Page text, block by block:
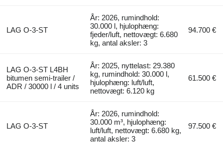
LAG O-3-ST
År: 2026, rumindhold:
30.000 l, hjulophæng:
fjeder/luft, nettovægt: 6.680
kg, antal aksler: 3
94.700 €
LAG O-3-ST L4BH
bitumen semi-trailer /
ADR / 30000 l / 4 units
År: 2025, nyttelast: 29.380
kg, rumindhold: 30.000 l,
hjulophæng: luft/luft,
nettovægt: 6.120 kg
61.500 €
LAG O-3-ST
År: 2026, rumindhold:
30.000 m³, hjulophæng:
luft/luft, nettovægt: 6.680 kg,
antal aksler: 3
97.500 €